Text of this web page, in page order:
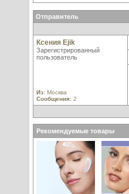
Отправитель
Ксения Ejik
Зарегистрированный
пользователь
Из: Москва
Сообщения: 2
Рекомендуемые товары